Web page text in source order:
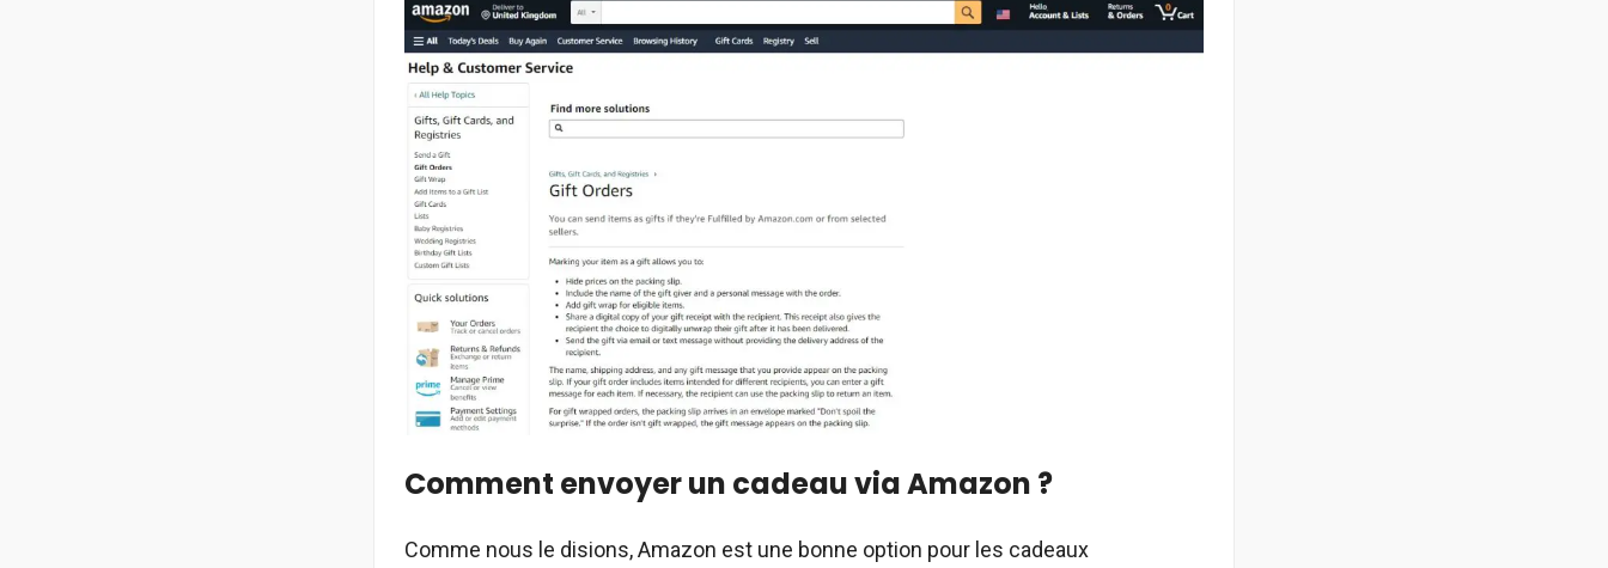
Comment envoyer un cadeau via Amazon ?
Comme nous le disions, Amazon est une bonne option pour les cadeaux